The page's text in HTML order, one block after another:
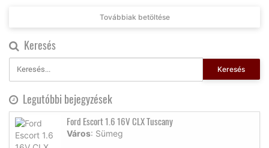
Továbbiak betöltése
Keresés
Keresés
Legutóbbi bejegyzések
Ford Escort 1.6 16V CLX Tuscany
Város: Sümeg